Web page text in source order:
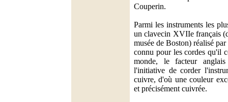
Couperin.
Parmi les instruments les
un clavecin XVIIe français
musée de Boston) réalisé
connu pour les cordes qu'il
monde, le facteur
l'initiative de corder
cuivre, d'où une couleur
et précisément cuivrée.